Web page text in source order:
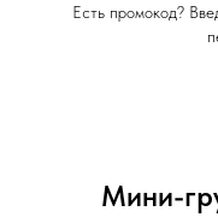
Есть промокод?
Мини-